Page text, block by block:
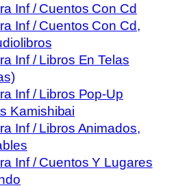
Inf / Cuentos Con Cd
Inf / Cuentos Con Cd,
Inf / Libros En Telas
Inf / Libros Pop-Up
Kamishibai
Inf / Libros Animados,
Inf / Cuentos Y Lugares